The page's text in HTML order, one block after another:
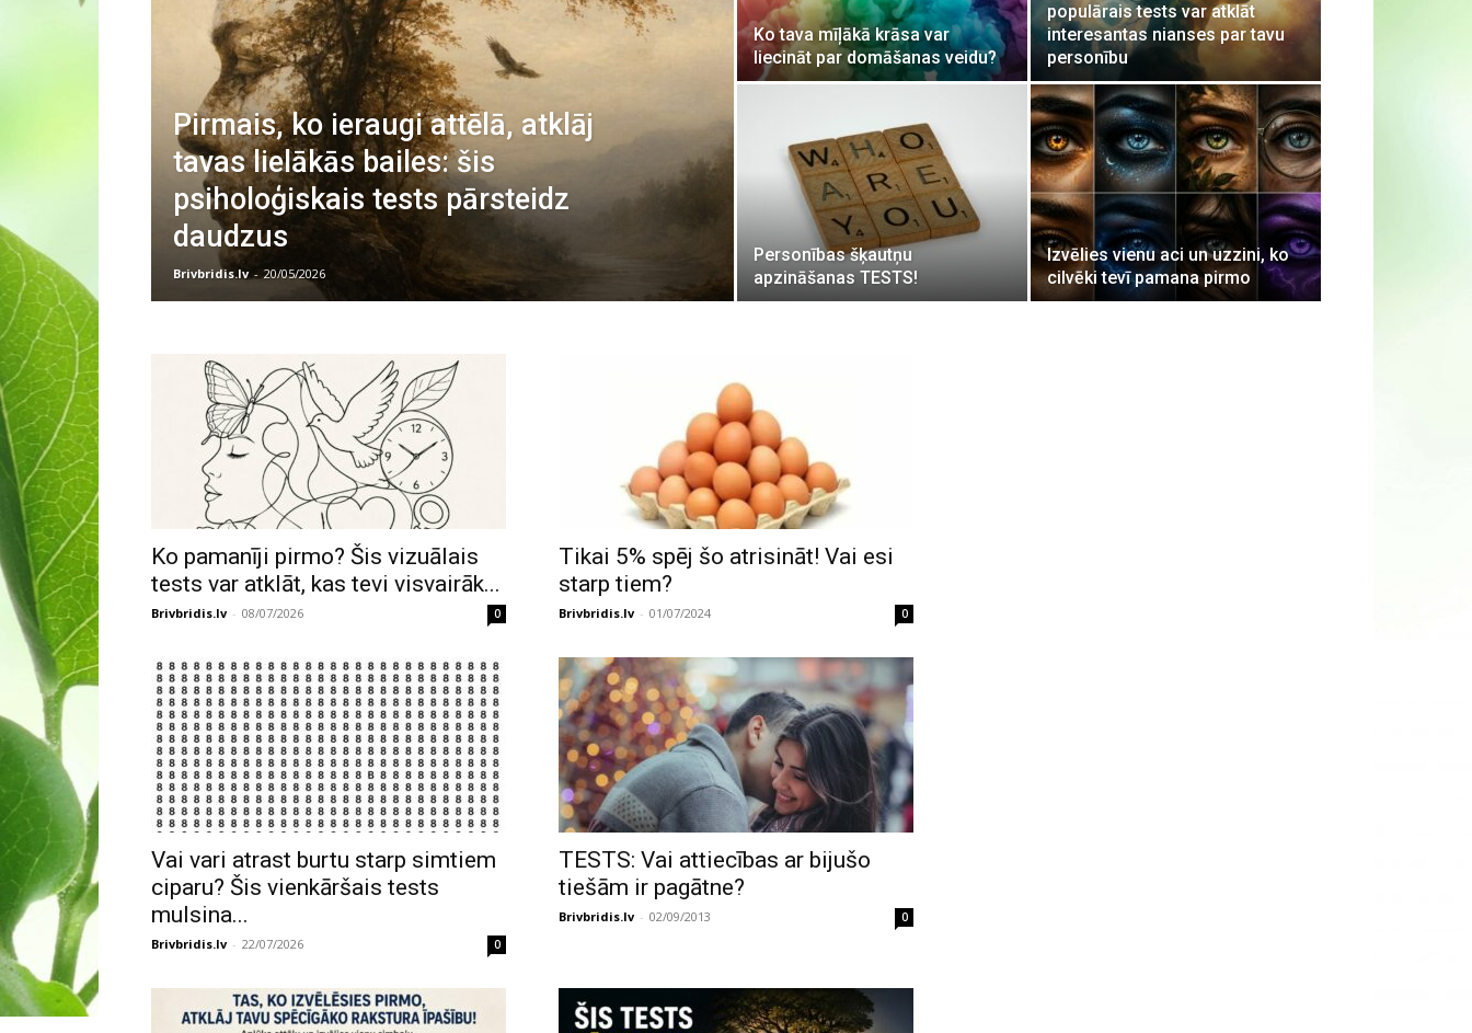
Pirmais, ko ieraugi attēlā, atklāj
tavas lielākās bailes: šis
psiholoģiskais tests pārsteidz
daudzus
Brivbridis.lv - 20/05/2026
Ko tava mīļākā krāsa var
liecināt par domāšanas veidu?
populārais tests var atklāt
interesantas nianses par tavu
personību
Personības šķautņu
apzināšanas TESTS!
Izvēlies vienu aci un uzzini, ko
cilvēki tevī pamana pirmo
Ko pamanīji pirmo? Šis vizuālais
tests var atklāt, kas tevi visvairāk...
Brivbridis.lv - 08/07/2026 0
Tikai 5% spēj šo atrisināt! Vai esi
starp tiem?
Brivbridis.lv - 01/07/2024 0
Vai vari atrast burtu starp simtiem
ciparu? Šis vienkāršais tests
mulsina...
Brivbridis.lv - 22/07/2026 0
TESTS: Vai attiecības ar bijušo
tiešām ir pagātne?
Brivbridis.lv - 02/09/2013 0